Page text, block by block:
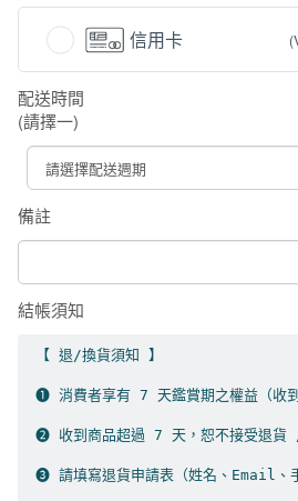
信用卡
配送時間
(請擇一)
備註
結帳須知
【 退/換貨須知 】
➊ 消費者享有 7 天鑑賞期之權益（收到
➋ 收到商品超過 7 天，恕不接受退貨
➌ 請填寫退貨申請表（姓名、Email、